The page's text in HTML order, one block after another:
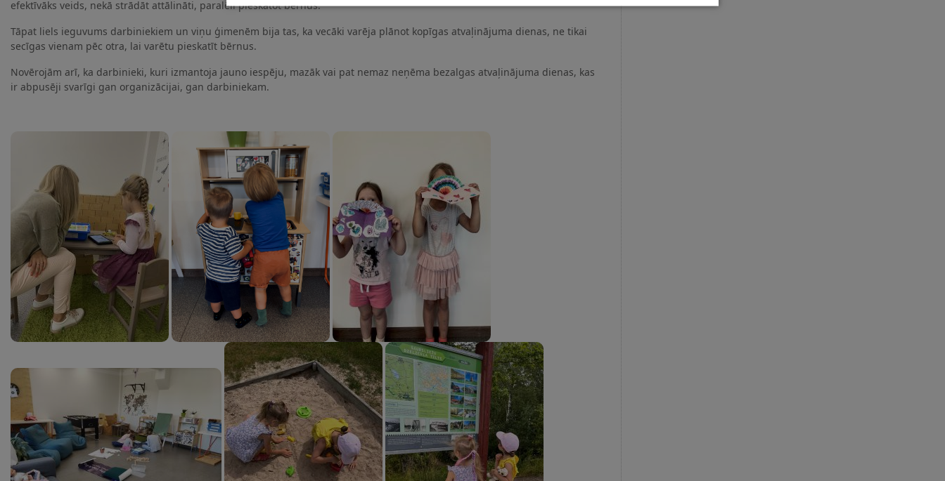
efektīvāks veids, nekā strādāt attālināti, paralēli pieskatot bērnus.
Tāpat liels ieguvums darbiniekiem un viņu ģimenēm bija tas, ka vecāki varēja plānot kopīgas atvaļinājuma dienas, ne tikai
secīgas vienam pēc otra, lai varētu pieskatīt bērnus.
Novērojām arī, ka darbinieki, kuri izmantoja jauno iespēju, mazāk vai pat nemaz neņēma bezalgas atvaļinājuma dienas, kas
ir abpusēji svarīgi gan organizācijai, gan darbiniekam.